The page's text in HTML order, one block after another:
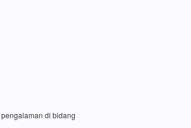
di bidang